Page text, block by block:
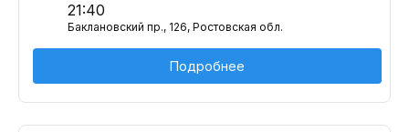
21:40
Баклановский пр., 126, Ростовская обл.
Подробнее